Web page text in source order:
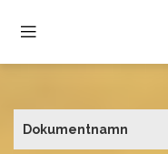
Dokumentnamn